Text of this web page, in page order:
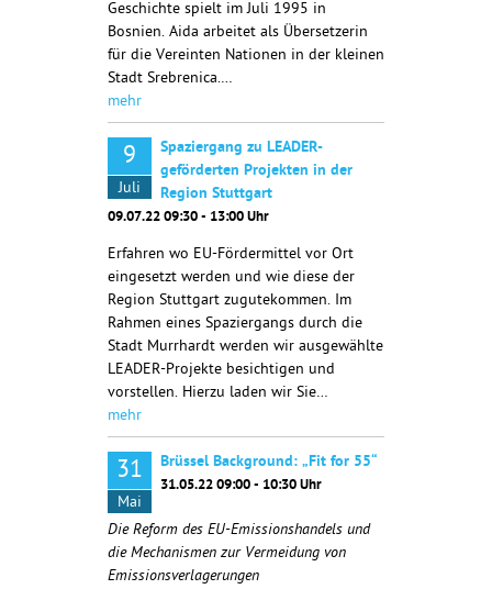
Geschichte spielt im Juli 1995 in
Bosnien. Aida arbeitet als Übersetzerin
für die Vereinten Nationen in der kleinen
Stadt Srebrenica.…
mehr
9
Juli
Spaziergang zu LEADER-
geförderten Projekten in der
Region Stuttgart
09.07.22 09:30 - 13:00 Uhr
Erfahren wo EU-Fördermittel vor Ort
eingesetzt werden und wie diese der
Region Stuttgart zugutekommen. Im
Rahmen eines Spaziergangs durch die
Stadt Murrhardt werden wir ausgewählte
LEADER-Projekte besichtigen und
vorstellen. Hierzu laden wir Sie…
mehr
31
Mai
Brüssel Background: „Fit for 55“
31.05.22 09:00 - 10:30 Uhr
Die Reform des EU-Emissionshandels und
die Mechanismen zur Vermeidung von
Emissionsverlagerungen